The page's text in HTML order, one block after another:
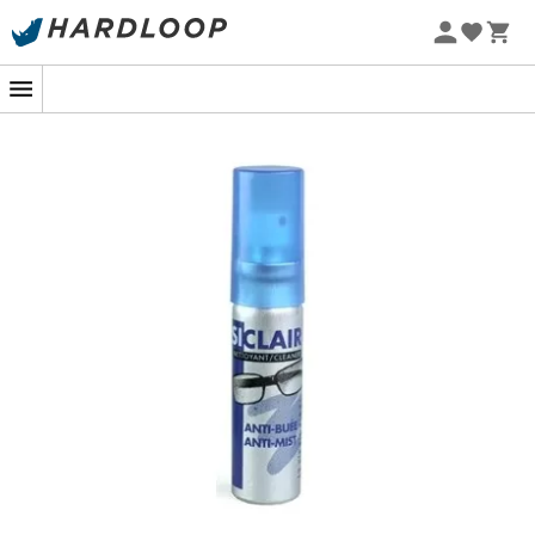
Promoções de verão 🔥 -5% EXTRA a partir de 2 produtos*